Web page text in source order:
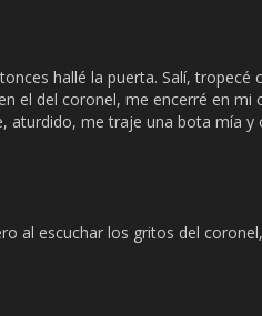
hallé la puerta. Salí, tropecé
el del coronel, me encerré en mi
aturdido, me traje una bota mía y
al escuchar los gritos del